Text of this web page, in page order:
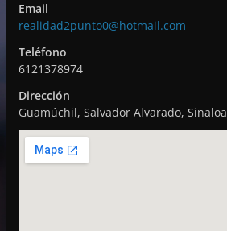
v
d
e
o
Email
realidad2punto0@hotmail.com
Teléfono
6121378974
Dirección
Guamúchil, Salvador Alvarado, Sinaloa